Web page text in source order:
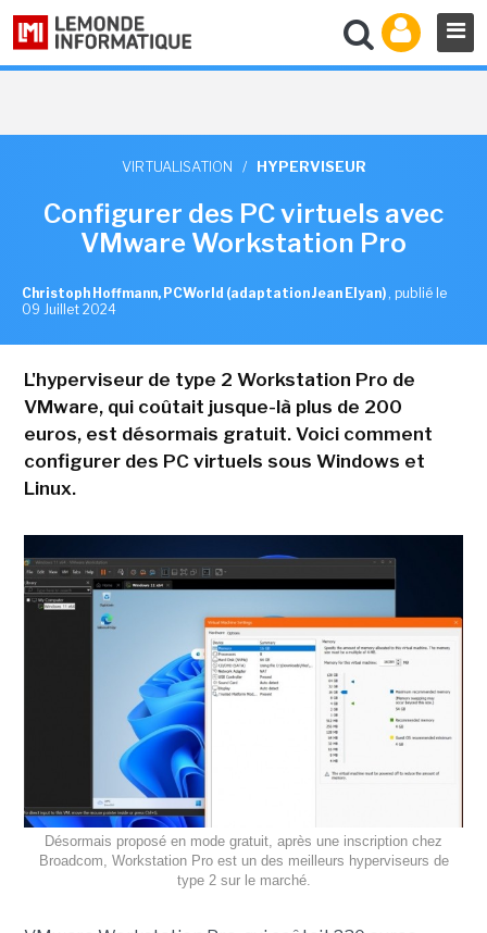
VIRTUALISATION / HYPERVISEUR
Configurer des PC virtuels avec
VMware Workstation Pro
Christoph Hoffmann, PCWorld (adaptation Jean Elyan) , publié le
09 Juillet 2024
L'hyperviseur de type 2 Workstation Pro de
VMware, qui coûtait jusque-là plus de 200
euros, est désormais gratuit. Voici comment
configurer des PC virtuels sous Windows et
Linux.
Désormais proposé en mode gratuit, après une inscription chez
Broadcom, Workstation Pro est un des meilleurs hyperviseurs de
type 2 sur le marché.